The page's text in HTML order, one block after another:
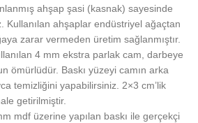
ahşap şasi (kasnak) sayesinde
Kullanılan ahşaplar endüstriyel ağaçtan
zarar vermeden üretim sağlanmıştır.
4 mm ekstra parlak cam, darbeye
ömürlüdür. Baskı yüzeyi camın arka
temizliğini yapabilirsiniz. 2×3 cm’lik
getirilmiştir.
mdf üzerine yapılan baskı ile gerçekçi